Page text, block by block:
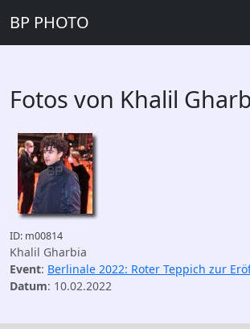
BP PHOTO
Fotos von Khalil
ID: m00814
Khalil Gharbia
Event: Berlinale 2022: Roter Teppich zur
Datum: 10.02.2022